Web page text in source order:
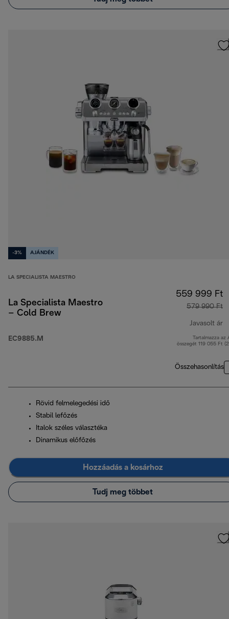
-3% AJÁNDÉK
LA SPECIALISTA MAESTRO
La Specialista Maestro
– Cold Brew
EC9885.M
559 999 Ft
579 990 Ft
Javasolt ár
Tartalmazza az
összegét 119 055 Ft
Összehasonlítás
Rövid felmelegedési idő
Stabil lefőzés
Italok széles választéka
Dinamikus előfőzés
Hozzáadás a kosárhoz
Tudj meg többet